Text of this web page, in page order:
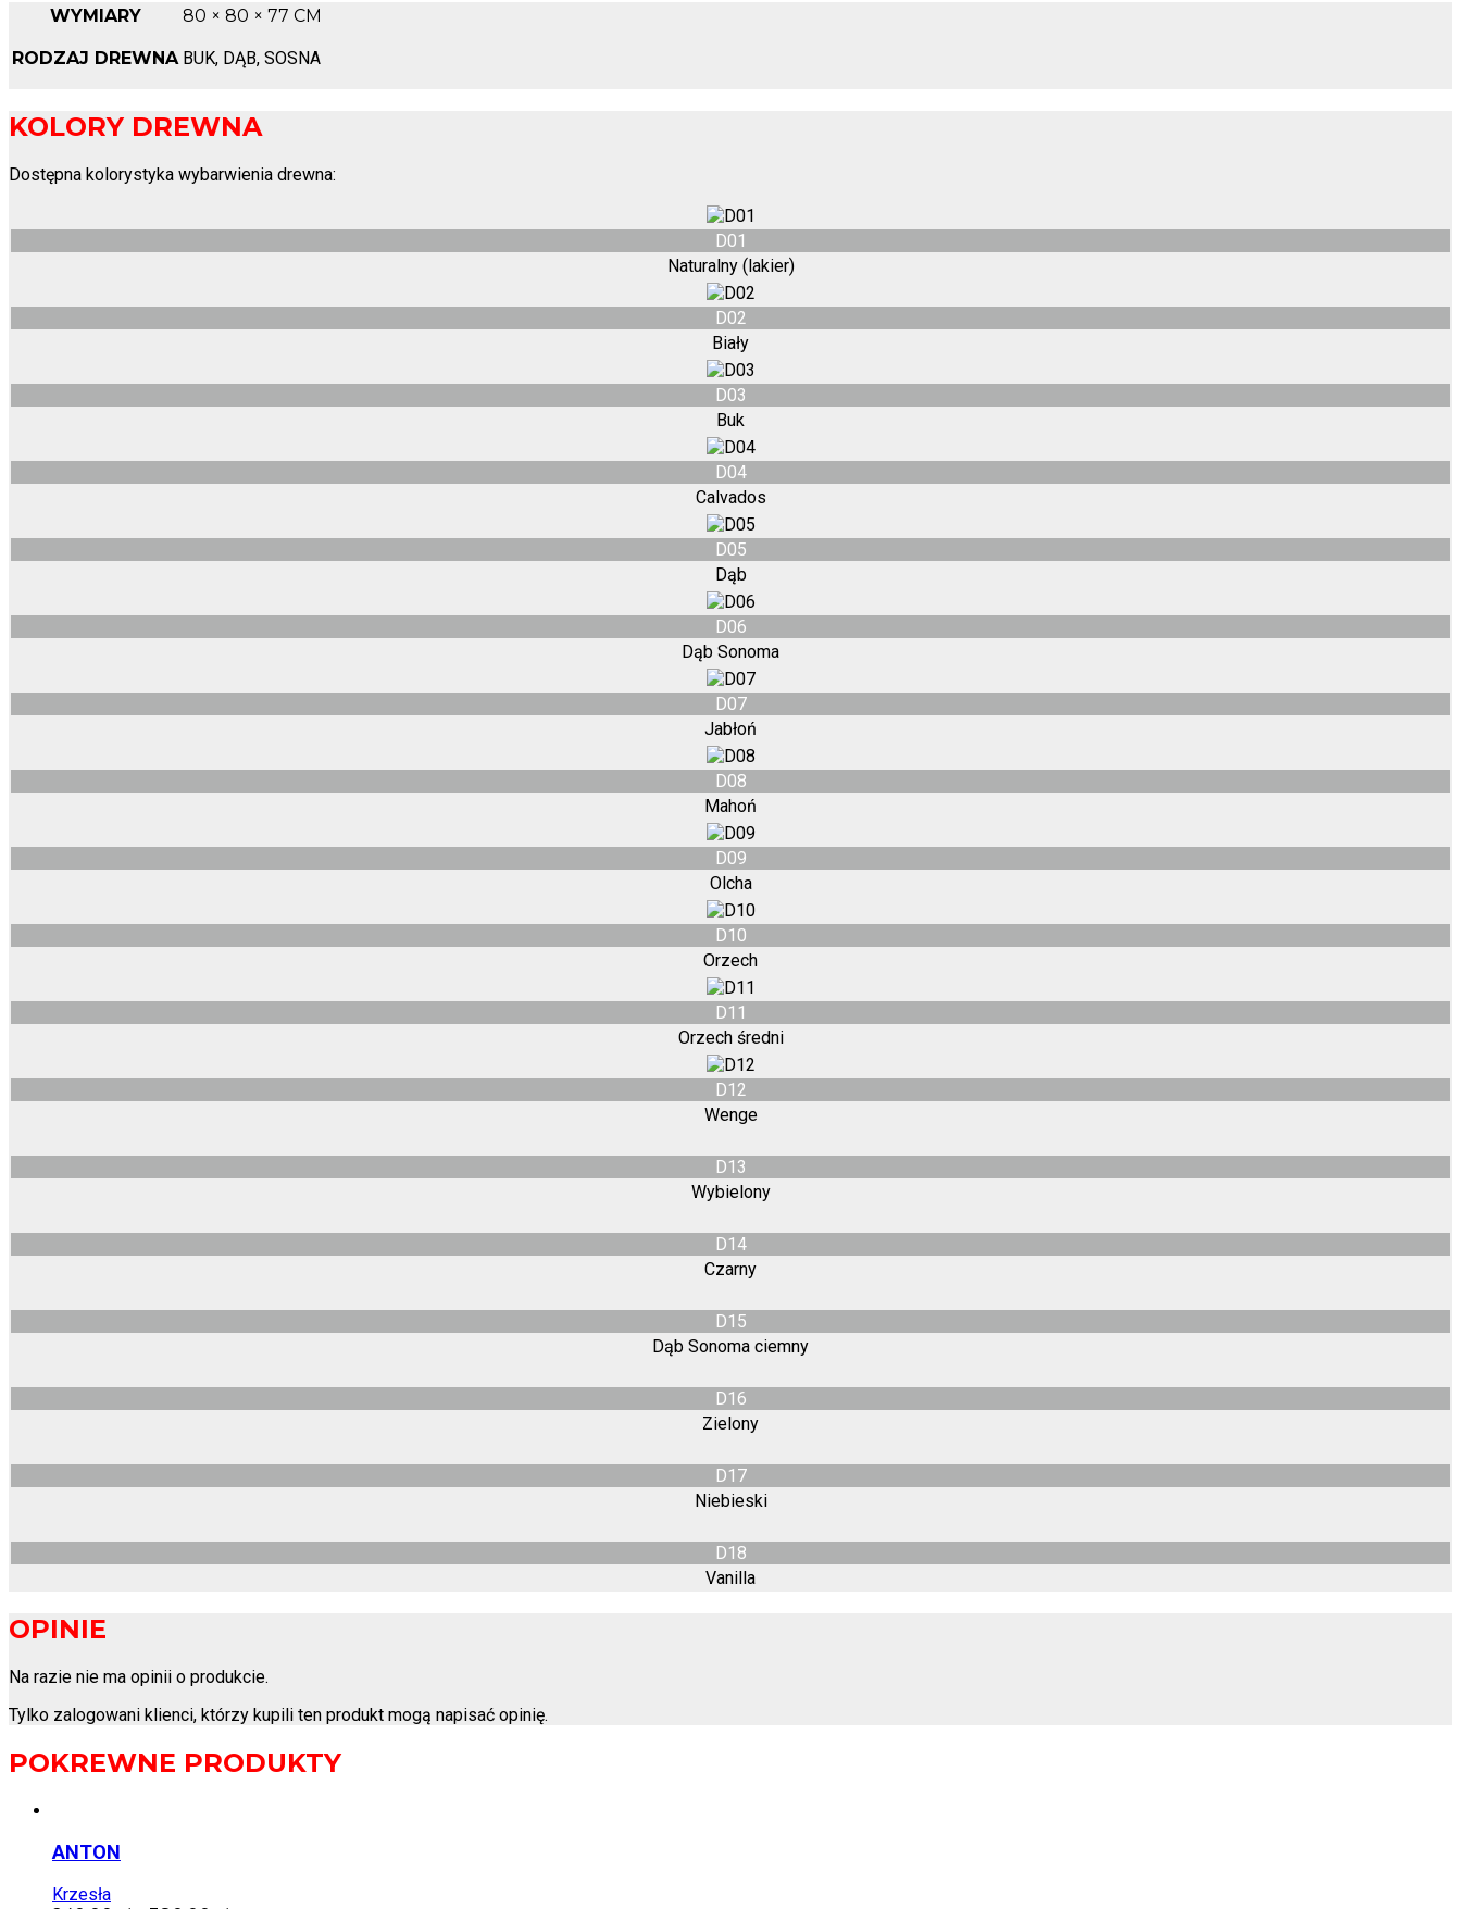
WYMIARY
80 × 80 × 77 CM
RODZAJ DREWNA BUK, DĄB, SOSNA
KOLORY DREWNA
Dostępna kolorystyka wybarwienia drewna:
D01
Naturalny (lakier)
D02
Biały
D03
Buk
D04
Calvados
D05
Dąb
D06
Dąb Sonoma
D07
Jabłoń
D08
Mahoń
D09
Olcha
D10
Orzech
D11
Orzech średni
D12
Wenge
D13
Wybielony
D14
Czarny
D15
Dąb Sonoma ciemny
D16
Zielony
D17
Niebieski
D18
Vanilla
OPINIE
Na razie nie ma opinii o produkcie.
Tylko zalogowani klienci, którzy kupili ten produkt mogą napisać opinię.
POKREWNE PRODUKTY
ANTON
Krzesła